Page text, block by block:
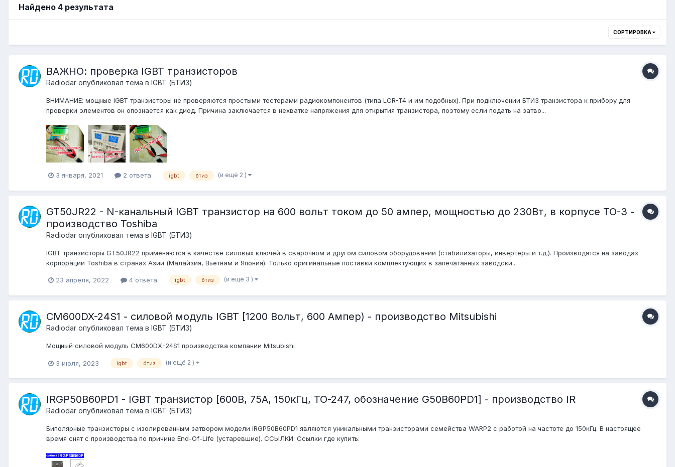
Найдено 4 результата
СОРТИРОВКА
ВАЖНО: проверка IGBT транзисторов
Radiodar опубликовал тема в IGBT (БТИЗ)
ВНИМАНИЕ: мощные IGBT транзисторы не проверяются простыми тестерами радиокомпонентов (типа LCR-T4 и им подобных). При подключении БТИЗ транзистора к прибору для
проверки элементов он опознается как диод. Причина заключается в нехватке напряжения для открытия транзистора, поэтому если подать на затво...
3 января, 2021 2 ответа igbt бтиз (и ещё 2 )
GT50JR22 - N-канальный IGBT транзистор на 600 вольт током до 50 ампер, мощностью до 230Вт, в корпусе TO-3 -
производство Toshiba
Radiodar опубликовал тема в IGBT (БТИЗ)
IGBT транзисторы GT50JR22 применяются в качестве силовых ключей в сварочном и другом силовом оборудовании (стабилизаторы, инвертеры и т.д.). Производятся на заводах
корпорации Toshiba в странах Азии (Малайзия, Вьетнам и Япония). Только оригинальные поставки комплектующих в запечатанных заводски...
23 апреля, 2022 4 ответа igbt бтиз (и ещё 3 )
CM600DX-24S1 - силовой модуль IGBT [1200 Вольт, 600 Ампер) - производство Mitsubishi
Radiodar опубликовал тема в IGBT (БТИЗ)
Мощный силовой модуль CM600DX-24S1 производства компании Mitsubishi
3 июля, 2023 igbt бтиз (и ещё 2 )
IRGP50B60PD1 - IGBT транзистор [600В, 75А, 150кГц, TO-247, обозначение G50B60PD1] - производство IR
Radiodar опубликовал тема в IGBT (БТИЗ)
Биполярные транзисторы с изолированным затвором модели IRGP50B60PD1 являются уникальными транзисторами семейства WARP2 с работой на частоте до 150кГц. В настоящее
время снят с производства по причине End-Of-Life (устаревшие). ССЫЛКИ: Ссылки где купить: